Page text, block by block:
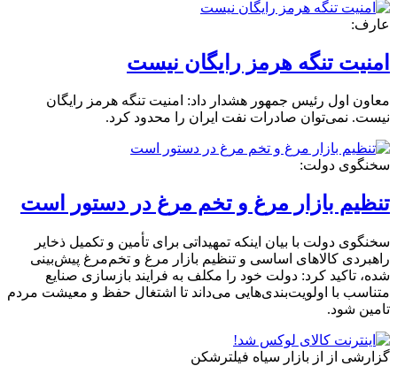
عارف:
امنیت تنگه هرمز رایگان نیست
معاون اول رئیس جمهور هشدار داد: امنیت تنگه هرمز رایگان
نیست. نمی‌توان صادرات نفت ایران را محدود کرد.
سخنگوی دولت:
تنظیم بازار مرغ و تخم‌ مرغ در دستور است
سخنگوی دولت با بیان اینکه تمهیداتی برای تأمین و تکمیل ذخایر
راهبردی کالاهای اساسی و تنظیم بازار مرغ و تخم‌مرغ پیش‌بینی
شده، تاکید کرد: دولت خود را مکلف به فرایند بازسازی صنایع
متناسب با اولویت‌بندی‌هایی می‌داند تا اشتغال حفظ و معیشت مردم
تامین شود.
گزارشی از از بازار سیاه فیلترشکن